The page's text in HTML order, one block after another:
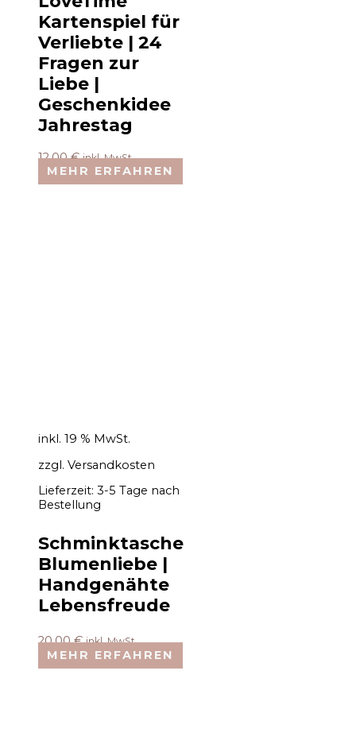
Kartenspiel für
Verliebte | 24
Fragen zur
Liebe |
Geschenkidee
Jahrestag
12,00€ inkl. MwSt.
MEHR ERFAHREN
inkl. 19 % MwSt.
zzgl. Versandkosten
Lieferzeit: 3-5 Tage nach
Bestellung
Schminktasche
Blumenliebe |
Handgenähte
Lebensfreude
20,00€ inkl. MwSt.
MEHR ERFAHREN